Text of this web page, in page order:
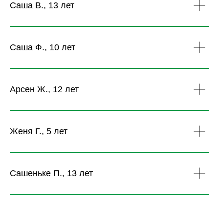
Саша В., 13 лет
Саша Ф., 10 лет
Арсен Ж., 12 лет
Женя Г., 5 лет
Сашеньке П., 13 лет